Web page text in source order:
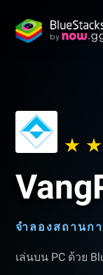
จำลองสถานก
เล่นบน PC ด้วย